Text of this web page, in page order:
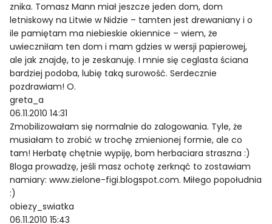
znika. Tomasz Mann miał jeszcze jeden dom, dom
letniskowy na Litwie w Nidzie – tamten jest drewaniany i o
ile pamiętam ma niebieskie okiennice – wiem, że
uwieczniłam ten dom i mam gdzies w wersji papierowej,
ale jak znajdę, to je zeskanuję. I mnie się ceglasta ściana
bardziej podoba, lubię taką surowość. Serdecznie
pozdrawiam! O.
greta_a
06.11.2010 14:31
Zmobilizowałam się normalnie do zalogowania. Tyle, że
musiałam to zrobić w trochę zmienionej formie, ale co
tam! Herbatę chętnie wypiję, bom herbaciara straszna :)
Bloga prowadzę, jeśli masz ochotę zerknąć to zostawiam
namiary: www.zielone-figi.blogspot.com. Miłego popołudnia
:)
obiezy_swiatka
06.11.2010 15:43